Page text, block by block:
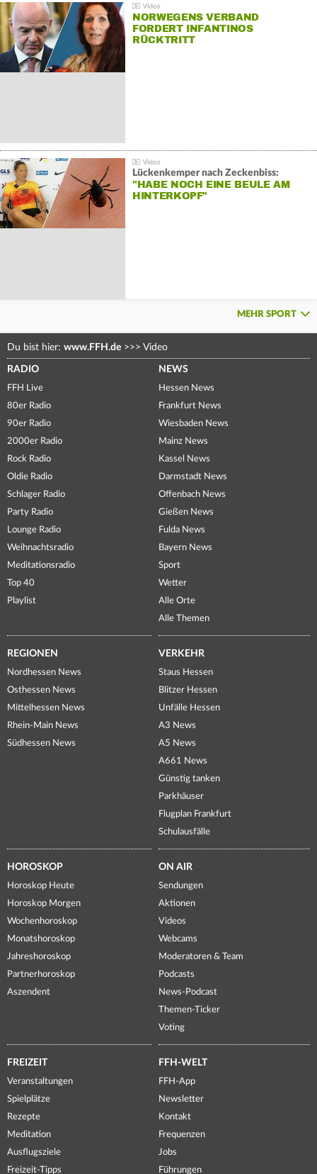
NORWEGENS VERBAND
FORDERT INFANTINOS
RÜCKTRITT
Lückenkemper nach Zeckenbiss:
"HABE NOCH EINE BEULE AM
HINTERKOPF"
MEHR SPORT
Du bist hier: www.FFH.de >>> Video
RADIO
FFH Live
80er Radio
90er Radio
2000er Radio
Rock Radio
Oldie Radio
Schlager Radio
Party Radio
Lounge Radio
Weihnachtsradio
Meditationsradio
Top 40
Playlist
NEWS
Hessen News
Frankfurt News
Wiesbaden News
Mainz News
Kassel News
Darmstadt News
Offenbach News
Gießen News
Fulda News
Bayern News
Sport
Wetter
Alle Orte
Alle Themen
REGIONEN
Nordhessen News
Osthessen News
Mittelhessen News
Rhein-Main News
Südhessen News
VERKEHR
Staus Hessen
Blitzer Hessen
Unfälle Hessen
A3 News
A5 News
A661 News
Günstig tanken
Parkhäuser
Flugplan Frankfurt
Schulausfälle
HOROSKOP
Horoskop Heute
Horoskop Morgen
Wochenhoroskop
Monatshoroskop
Jahreshoroskop
Partnerhoroskop
Aszendent
ON AIR
Sendungen
Aktionen
Videos
Webcams
Moderatoren & Team
Podcasts
News-Podcast
Themen-Ticker
Voting
FREIZEIT
Veranstaltungen
Spielplätze
Rezepte
Meditation
Ausflugsziele
Freizeit-Tipps
FFH-WELT
FFH-App
Newsletter
Kontakt
Frequenzen
Jobs
Führungen